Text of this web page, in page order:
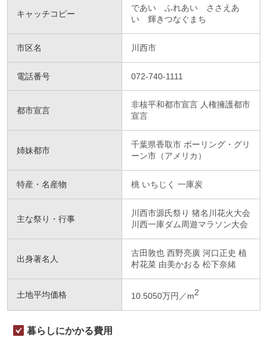
キャッチコピー
であい ふれあい ささえあ
い 輝きつなぐまち
市区名 川西市
電話番号 072-740-1111
都市宣言
非核平和都市宣言 人権擁護都市
宣言
姉妹都市
千葉県香取市 ボーリング・グリ
ーン市（アメリカ）
特産・名産物 桃 いちじく 一庫炭
主な祭り・行事
川西市源氏祭り 猪名川花火大会
川西一庫ダム周遊マラソン大会
出身著名人
古田敦也 西野亮廣 河口正史 植
村花菜 由美かおる 松下奈緒
土地平均価格 10.5050万円／m2
暮らしにかかる費用